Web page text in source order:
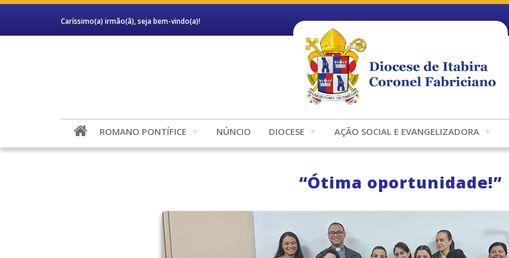
Caríssimo(a) irmão(ã), seja bem-vindo(a)!
ROMANO PONTÍFICE NÚNCIO DIOCESE AÇÃO SOCIAL E EVANGELIZADORA
“Ótima oportunidade!”